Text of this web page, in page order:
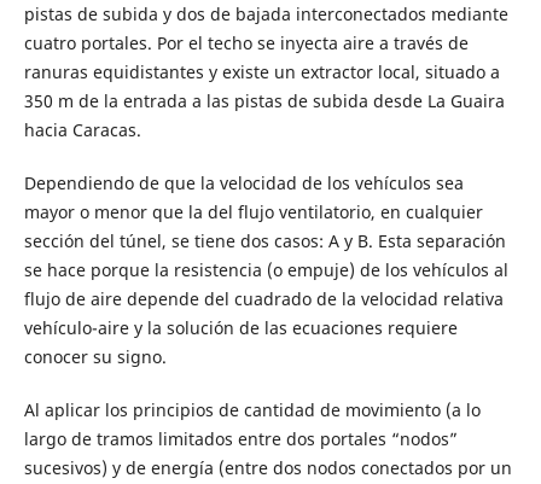
pistas de subida y dos de bajada interconectados mediante
cuatro portales. Por el techo se inyecta aire a través de
ranuras equidistantes y existe un extractor local, situado a
350 m de la entrada a las pistas de subida desde La Guaira
hacia Caracas.
Dependiendo de que la velocidad de los vehículos sea
mayor o menor que la del flujo ventilatorio, en cualquier
sección del túnel, se tiene dos casos: A y B. Esta separación
se hace porque la resistencia (o empuje) de los vehículos al
flujo de aire depende del cuadrado de la velocidad relativa
vehículo-aire y la solución de las ecuaciones requiere
conocer su signo.
Al aplicar los principios de cantidad de movimiento (a lo
largo de tramos limitados entre dos portales “nodos”
sucesivos) y de energía (entre dos nodos conectados por un